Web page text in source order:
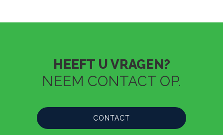
HEEFT U VRAGEN?
NEEM CONTACT OP.
CONTACT